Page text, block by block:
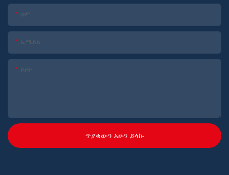
ስም
ኢሜይል
ይዘት
ጥያቄውን አሁን ይላኩ